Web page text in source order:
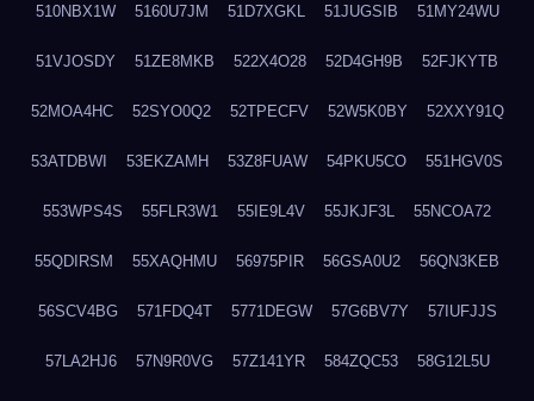
510NBX1W 5160U7JM 51D7XGKL 51JUGSIB 51MY24WU
51VJOSDY 51ZE8MKB 522X4O28 52D4GH9B 52FJKYTB
52MOA4HC 52SYO0Q2 52TPECFV 52W5K0BY 52XXY91Q
53ATDBWI 53EKZAMH 53Z8FUAW 54PKU5CO 551HGV0S
553WPS4S 55FLR3W1 55IE9L4V 55JKJF3L 55NCOA72
55QDIRSM 55XAQHMU 56975PIR 56GSA0U2 56QN3KEB
56SCV4BG 571FDQ4T 5771DEGW 57G6BV7Y 57IUFJJS
57LA2HJ6 57N9R0VG 57Z141YR 584ZQC53 58G12L5U